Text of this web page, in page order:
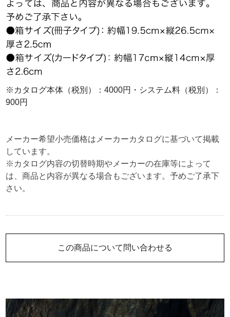
この商品について問い合わせる
※カタログ本体（税別）：4000円・システム料（税別）：
900円
メーカー希望小売価格はメーカーカタログに基づいて掲載
しています。
※カタログ内容の切替時期やメーカーの在庫等によって
は、商品と内容が異なる場合もございます。予めご了承下
さい。